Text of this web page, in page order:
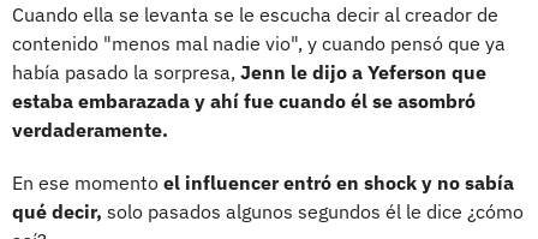
Cuando ella se levanta se le escucha decir al creador de
contenido "menos mal nadie vio", y cuando pensó que ya
había pasado la sorpresa, Jenn le dijo a Yeferson que
estaba embarazada y ahí fue cuando él se asombró
verdaderamente.
En ese momento el influencer entró en shock y no sabía
qué decir, solo pasados algunos segundos él le dice ¿cómo